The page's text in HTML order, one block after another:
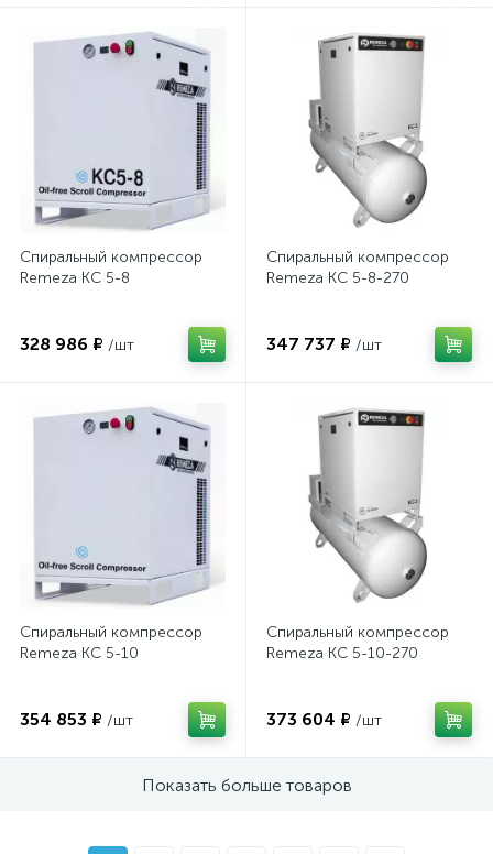
Спиральный компрессор
Remeza КС 5-8
328 986 ₽ /шт
Спиральный компрессор
Remeza КС 5-8-270
347 737 ₽ /шт
Спиральный компрессор
Remeza КС 5-10
354 853 ₽ /шт
Спиральный компрессор
Remeza КС 5-10-270
373 604 ₽ /шт
Показать больше товаров